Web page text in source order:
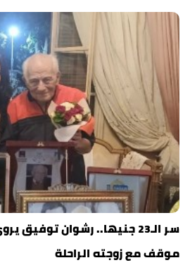
سر الـ23 جنيها.. رشوان
موقف مع زوجته الراحلة